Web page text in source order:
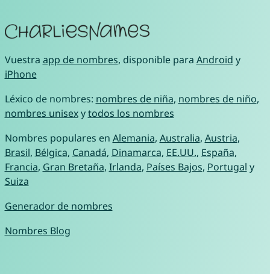
Vuestra app de nombres, disponible para Android y
iPhone
Léxico de nombres: nombres de niña, nombres de niño,
nombres unisexytodos los nombres
Nombres populares en Alemania, Australia, Austria,
Brasil, Bélgica, Canadá, Dinamarca, EE.UU., España,
Francia, Gran Bretaña, Irlanda, Países Bajos, Portugal y
Suiza
Generador de nombres
Nombres Blog